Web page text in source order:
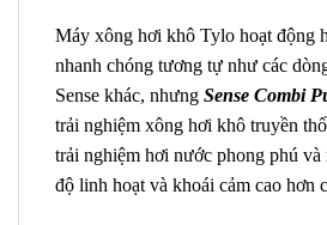
Máy xông hơi khô Tylo hoạt động
nhanh chóng tương tự như các
Sense khác, nhưng Sense Combi
trải nghiệm xông hơi khô truyền
trải nghiệm hơi nước phong phú
độ linh hoạt và khoái cảm cao hơn